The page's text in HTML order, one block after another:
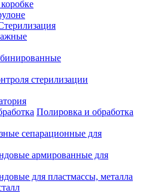
стерилизации
Полировка и обработка
сепарационные для
армированные для
для пластмассы, металла